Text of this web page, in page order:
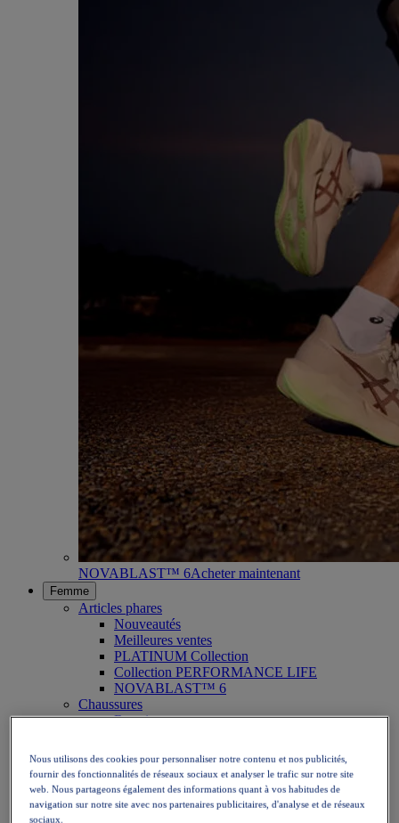
NOVABLAST™ 6Acheter maintenant
Femme
Articles phares
Nouveautés
Meilleures ventes
PLATINUM Collection
Collection PERFORMANCE LIFE
NOVABLAST™ 6
Chaussures
Running
Tennis
Volley
Handball
Padel
Nous utilisons des cookies pour personnaliser notre contenu et nos publicités,
fournir des fonctionnalités de réseaux sociaux et analyser le trafic sur notre site
web. Nous partageons également des informations quant à vos habitudes de
navigation sur notre site avec nos partenaires publicitaires, d'analyse et de réseaux
sociaux.